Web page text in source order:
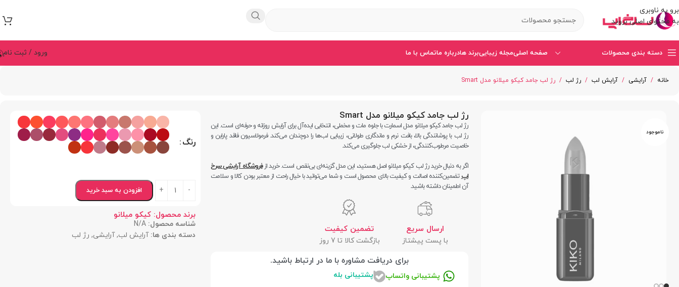
برو به ناوبری
به محتوای اصلی بروید
دسته بندی محصولات صفحه اصلیمجله زیباییبرند هادرباره ماتماس با ما ورود / ثبت نام
خانه / آرایشی / آرایش لب / رژ لب / رژ لب جامد کیکو میلانو مدل Smart
ناموجود
رژ لب جامد کیکو میلانو مدل Smart
رژ لب جامد کیکو میلانو مدل اسمارت با جلوه مات و مخملی، انتخابی ایده‌آل برای آرایش روزانه و حرفه‌ای است. این
رژ لب با پوشانندگی بالا، بافت نرم و ماندگاری طولانی، زیبایی لب‌ها را دوچندان می‌کند. فرمولاسیون فاقد پارابن و
خاصیت مرطوب‌کنندگی، از خشکی لب جلوگیری می‌کند.
اگر به دنبال خرید رژ لب کیکو میلانو اصل هستید، این مدل گزینه‌ای بی‌نقص است. خرید ازفروشگاه آرایشی سرخ‌
اپتضمین‌کننده اصالت و کیفیت بالای محصول است و شما می‌توانید با خیال راحت از معتبر بودن کالا و سلامت
آن اطمینان داشته باشید.
ارسال سریع
با پست پیشتاز
تضمین کیفیت
بازگشت کالا تا 7 روز
برای دریافت مشاوره با ما در ارتباط باشید.
پشتیبانی واتساپ پشتیبانی بله
رنگ
افزودن به سبد خرید
برند محصول: کیکو میلانو
شناسه محصول: N/A
دسته بندی ها:آرایش لب,آرایشی, رژ لب